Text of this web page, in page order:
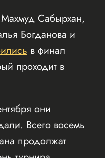
Махмуд Сабырхан,
Богданова и
в финал
проходит в
они
Всего восемь
продолжат